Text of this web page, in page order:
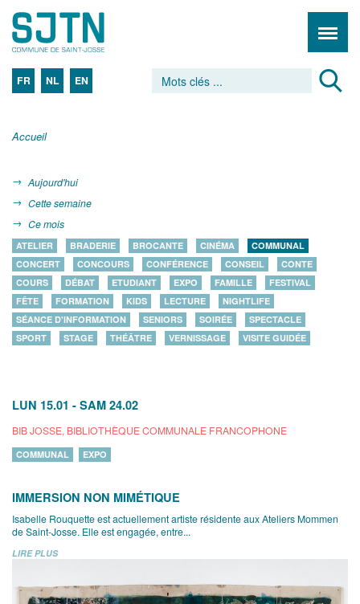
FR NL EN
Accueil
Aujourd'hui
Cette semaine
Ce mois
ATELIER BRADERIE BROCANTE CINÉMA
COMMUNAL
CONCERT
CONCOURS CONFÉRENCE CONSEIL
CONTE
COURS
DÉBAT ETUDIANT EXPO FAMILLE
FESTIVAL
FÊTE
FORMATION KIDS LECTURE
NIGHTLIFE
SÉANCE D'INFORMATION
SENIORS SOIRÉE
SPECTACLE
SPORT
STAGE THÉÂTRE VERNISSAGE VISITE GUIDÉE
LUN 15.01 - SAM 24.02
BIB JOSSE, BIBLIOTHÈQUE COMMUNALE FRANCOPHONE
COMMUNAL EXPO
IMMERSION NON MIMÉTIQUE
Isabelle Rouquette est actuellement artiste résidente aux Ateliers Mommen
de Saint-Josse. Elle est engagée, entre...
LIRE PLUS